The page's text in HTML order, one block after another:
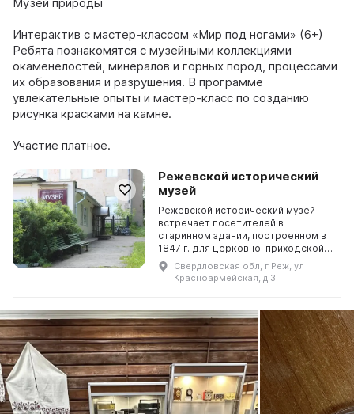
Интерактив с мастер-классом «Мир под ногами» (6+)
Ребята познакомятся с музейными коллекциями
окаменелостей, минералов и горных пород, процессами
их образования и разрушения. В программе
увлекательные опыты и мастер-класс по созданию
рисунка красками на камне.
Участие платное.
Режевской исторический
музей
Режевской исторический музей
встречает посетителей в
старинном здании, построенном в
1847 г. для церковно-приходской
школы при Богоявленском храме.
Первопроходцы музейного дела
Свердловская обл, г Реж, ул
Красноармейская, д 3